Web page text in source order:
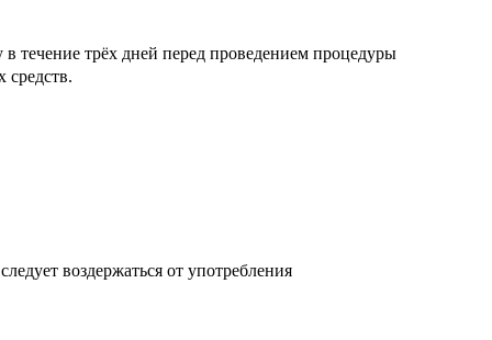
течение трёх дней перед проведением процедуры
средств.
воздержаться от употребления